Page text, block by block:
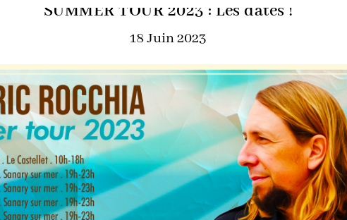
SUMMER TOUR 2023 : Les dates !
18 Juin 2023